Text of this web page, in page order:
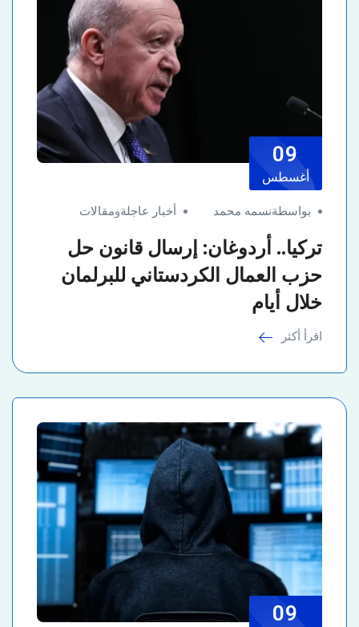
09
أغسطس
بواسطةنسمه محمد أخبار عاجلةومقالات
تركيا.. أردوغان: إرسال قانون حل
حزب العمال الكردستاني للبرلمان
خلال أيام
اقرأ أكثر
09